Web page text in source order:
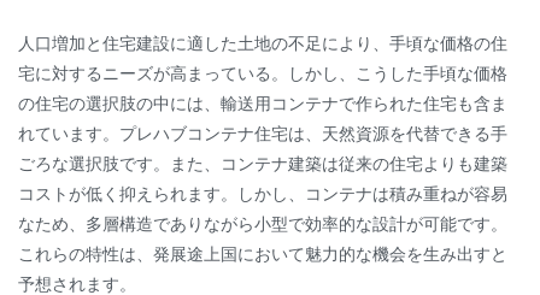
人口増加と住宅建設に適した土地の不足により、手頃な価格の住
宅に対するニーズが高まっている。しかし、こうした手頃な価格
の住宅の選択肢の中には、輸送用コンテナで作られた住宅も含ま
れています。プレハブコンテナ住宅は、天然資源を代替できる手
ごろな選択肢です。また、コンテナ建築は従来の住宅よりも建築
コストが低く抑えられます。しかし、コンテナは積み重ねが容易
なため、多層構造でありながら小型で効率的な設計が可能です。
これらの特性は、発展途上国において魅力的な機会を生み出すと
予想されます。